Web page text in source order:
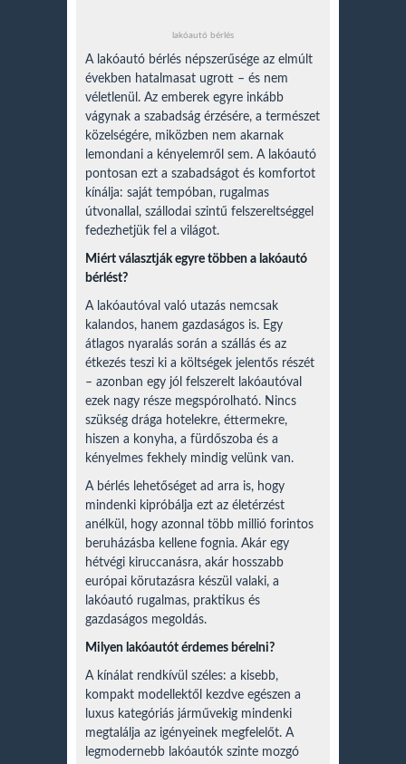
lakóautó bérlés
A lakóautó bérlés népszerűsége az elmúlt
években hatalmasat ugrott – és nem
véletlenül. Az emberek egyre inkább
vágynak a szabadság érzésére, a természet
közelségére, miközben nem akarnak
lemondani a kényelemről sem. A lakóautó
pontosan ezt a szabadságot és komfortot
kínálja: saját tempóban, rugalmas
útvonallal, szállodai szintű felszereltséggel
fedezhetjük fel a világot.
Miért választják egyre többen a lakóautó
bérlést?
A lakóautóval való utazás nemcsak
kalandos, hanem gazdaságos is. Egy
átlagos nyaralás során a szállás és az
étkezés teszi ki a költségek jelentős részét
– azonban egy jól felszerelt lakóautóval
ezek nagy része megspórolható. Nincs
szükség drága hotelekre, éttermekre,
hiszen a konyha, a fürdőszoba és a
kényelmes fekhely mindig velünk van.
A bérlés lehetőséget ad arra is, hogy
mindenki kipróbálja ezt az életérzést
anélkül, hogy azonnal több millió forintos
beruházásba kellene fognia. Akár egy
hétvégi kiruccanásra, akár hosszabb
európai körutazásra készül valaki, a
lakóautó rugalmas, praktikus és
gazdaságos megoldás.
Milyen lakóautót érdemes bérelni?
A kínálat rendkívül széles: a kisebb,
kompakt modellektől kezdve egészen a
luxus kategóriás járművekig mindenki
megtalálja az igényeinek megfelelőt. A
legmodernebb lakóautók szinte mozgó